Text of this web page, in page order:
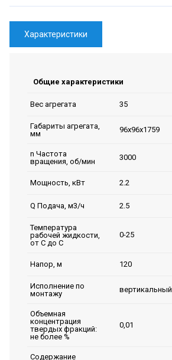
Характеристики
Общие характеристики
Вес агрегата 35
Габариты агрегата,
мм
96х96х1759
n Частота
вращения, об/мин
3000
Мощность, кВт 2.2
Q Подача, м3/ч 2.5
Температура
рабочей жидкости,
от С до С
0-25
Напор, м 120
Исполнение по
монтажу
вертикальный
Объемная
концентрация
твердых фракций:
не более %
0,01
Содержание